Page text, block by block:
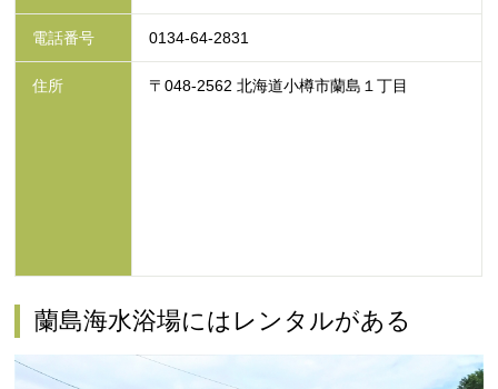
電話番号 0134-64-2831
住所 〒048-2562 北海道小樽市蘭島１丁目
蘭島海水浴場にはレンタルがある